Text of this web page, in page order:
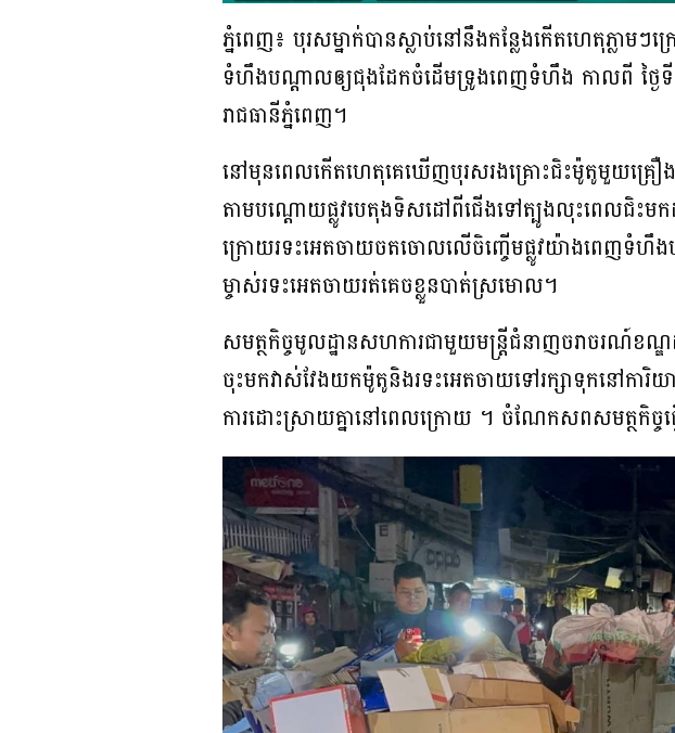
ភ្នំពេញ៖ បុរសម្នាក់បានស្លាប់នៅនឹងកន្លែងកើតហេតុភ្លា
ទំហឹងបណ្តាលឲ្យជុងដែកចំដើមទ្រូងពេញទំហឹង កាលពី ថ្ងៃទី
រាជធានីភ្នំពេញ។
នៅមុនពេលកើតហេតុគេឃើញបុរសរងគ្រោះជិះម៉ូតូមួយគ្រឿង
តាមបណ្តោយផ្លូវបេតុងទិសដៅពីជើងទៅត្បូងលុះពេលជិះ
ក្រោយរទះអេតចាយចតចោលលើចិញ្ចើមផ្លូវយ៉ាងពេញទំហឹ
ម្ចាស់រទះអេតចាយរត់គេចខ្លួនបាត់ស្រមោល។
សមត្ថកិច្ចមូលដ្ឋានសហការជាមួយមន្ត្រីជំនាញចរាចរណ៍ខ
ចុះមកវាស់វែងយកម៉ូតូនិងរទះអេតចាយទៅរក្សាទុកនៅការិយ
ការដោះស្រាយគ្នានៅពេលក្រោយ ។ ចំណែកសពសមត្ថកិច្